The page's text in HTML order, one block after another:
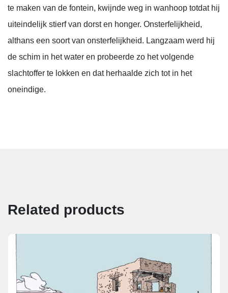
te maken van de fontein, kwijnde weg in wanhoop totdat hij
uiteindelijk stierf van dorst en honger. Onsterfelijkheid,
althans een soort van onsterfelijkheid. Langzaam werd hij
de schim in het water en probeerde zo het volgende
slachtoffer te lokken en dat herhaalde zich tot in het
oneindige.
Related products